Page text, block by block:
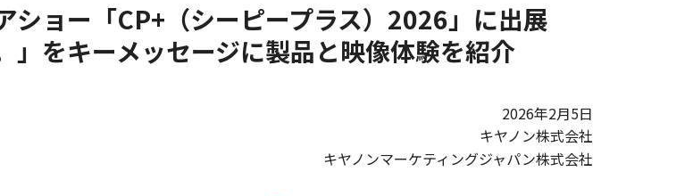
ショー「CP+（シーピープラス）2026」に出展
」をキーメッセージに製品と映像体験を紹介
2026年2月5日
キヤノン株式会社
キヤノンマーケティングジャパン株式会社